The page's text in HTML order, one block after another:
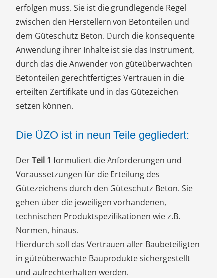
erfolgen muss. Sie ist die grundlegende Regel
zwischen den Herstellern von Betonteilen und
dem Güteschutz Beton. Durch die konsequente
Anwendung ihrer Inhalte ist sie das Instrument,
durch das die Anwender von güteüberwachten
Betonteilen gerechtfertigtes Vertrauen in die
erteilten Zertifikate und in das Gütezeichen
setzen können.
Die ÜZO ist in neun Teile gegliedert:
DerTeil 1 formuliert die Anforderungen und
Voraussetzungen für die Erteilung des
Gütezeichens durch den Güteschutz Beton. Sie
gehen über die jeweiligen vorhandenen,
technischen Produktspezifikationen wie z.B.
Normen, hinaus.
Hierdurch soll das Vertrauen aller Baubeteiligten
in güteüberwachte Bauprodukte sichergestellt
und aufrechterhalten werden.